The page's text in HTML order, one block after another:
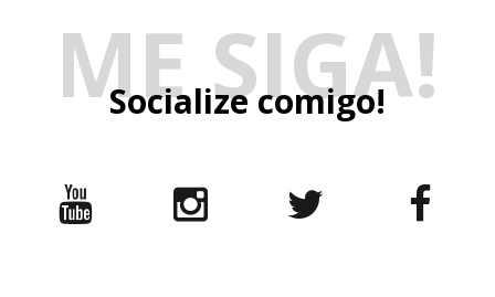
ME SIGA!
Socialize comigo!